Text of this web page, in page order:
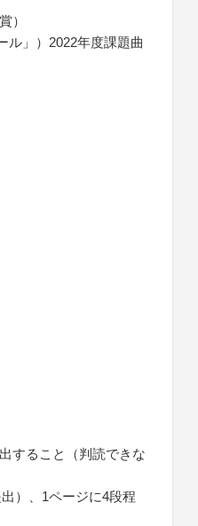
）
ル」）2022年度課題曲
すること（判読できな
）、1ページに4段程